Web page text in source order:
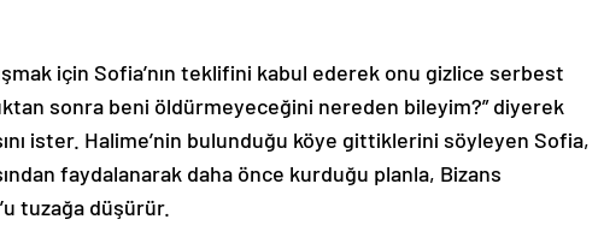
için Sofia’nın teklifini kabul ederek onu gizlice serbest
sonra beni öldürmeyeceğini nereden bileyim?” diyerek
ister. Halime’nin bulunduğu köye gittiklerini söyleyen Sofia,
faydalanarak daha önce kurduğu planla, Bizans
tuzağa düşürür.